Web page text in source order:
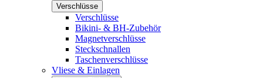
Verschlüsse
Verschlüsse
Bikini- & BH-Zubehör
Magnetverschlüsse
Steckschnallen
Taschenverschlüsse
Vliese & Einlagen